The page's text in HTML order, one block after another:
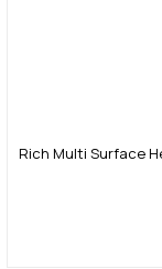
Rich Multi Surface